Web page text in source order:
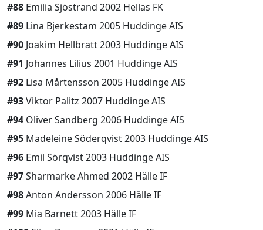
#88 Emilia Sjöstrand 2002 Hellas FK
#89 Lina Bjerkestam 2005 Huddinge AIS
#90 Joakim Hellbratt 2003 Huddinge AIS
#91 Johannes Lilius 2001 Huddinge AIS
#92 Lisa Mårtensson 2005 Huddinge AIS
#93Viktor Palitz 2007 Huddinge AIS
#94 Oliver Sandberg 2006 Huddinge AIS
#95 Madeleine Söderqvist 2003 Huddinge AIS
#96 Emil Sörqvist 2003 Huddinge AIS
#97Sharmarke Ahmed 2002 Hälle IF
#98Anton Andersson 2006 Hälle IF
#99 Mia Barnett 2003 Hälle IF